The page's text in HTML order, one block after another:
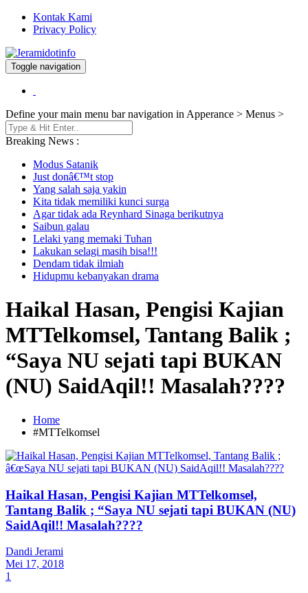
Kontak Kami
Privacy Policy
Jeramidotinfo
Berita dan Informasi Terkini
Toggle navigation
Define your main menu bar navigation in Apperance > Menus >
Breaking News :
Modus Satanik
Just donâ€™t stop
Yang salah saja yakin
Kita tidak memiliki kunci surga
Agar tidak ada Reynhard Sinaga berikutnya
Saibun galau
Lelaki yang memaki Tuhan
Lakukan selagi masih bisa!!!
Dendam tidak ilmiah
Hidupmu kebanyakan drama
Haikal Hasan, Pengisi Kajian
MTTelkomsel, Tantang Balik ;
“Saya NU sejati tapi BUKAN
(NU) SaidAqil!! Masalah????
Home
#MTTelkomsel
Haikal Hasan, Pengisi Kajian MTTelkomsel,
Tantang Balik ; “Saya NU sejati tapi BUKAN (NU)
SaidAqil!! Masalah????
Dandi Jerami
Mei 17, 2018
1